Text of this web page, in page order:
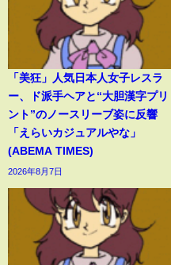
「美狂」人気日本人女子レスラ
ー、ド派手ヘアと“大胆漢字プリ
ント”のノースリーブ姿に反響
「えらいカジュアルやな」
(ABEMA TIMES)
2026年8月7日